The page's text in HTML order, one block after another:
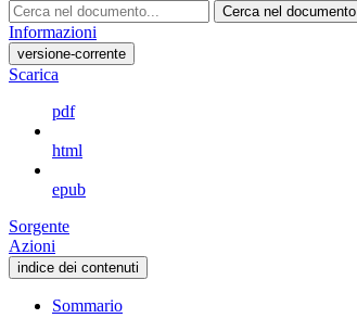
Cerca nel documento
Informazioni
versione-corrente
Scarica
pdf
html
epub
Sorgente
Azioni
indice dei contenuti
Sommario